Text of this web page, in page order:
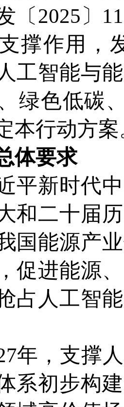
〔2025〕
撑作用，
工智能与
绿色低碳
本行动方案
要求
新时代中
和二十届
国能源产
促进能源
占人工智
，支撑人
系初步构